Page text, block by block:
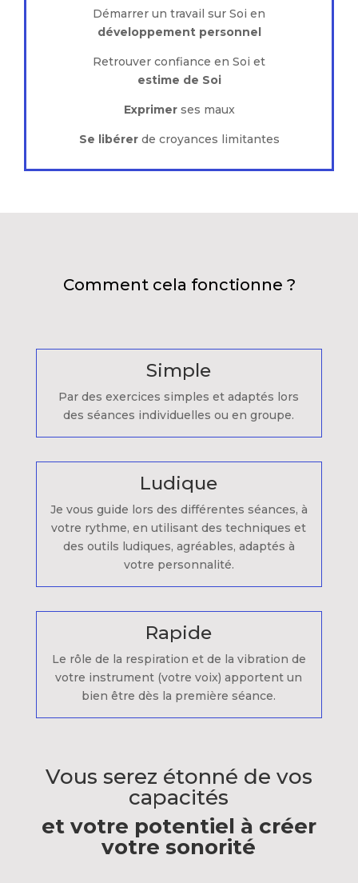
Démarrer un travail sur Soi en
développement personnel
Retrouver confiance en Soi et
estime de Soi
Exprimerses maux
Se libérerde croyances limitantes
Comment cela fonctionne ?
Simple
Par des exercices simples et adaptés lors
des séances individuelles ou en groupe.
Ludique
Je vous guide lors des différentes séances, à
votre rythme, en utilisant des techniques et
des outils ludiques, agréables, adaptés à
votre personnalité.
Rapide
Le rôle de la respiration et de la vibration de
votre instrument (votre voix) apportent un
bien être dès la première séance.
Vous serez étonné de vos
capacités
et votre potentiel à créer
votre sonorité